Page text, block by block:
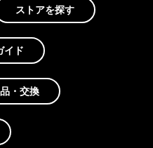
ストアを探す
イド
・交換